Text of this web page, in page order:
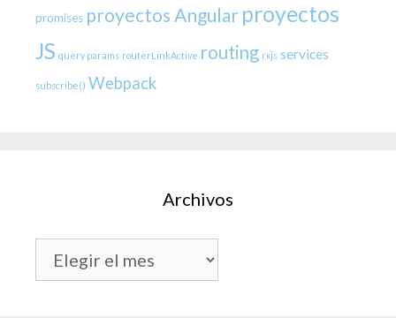
promises proyectos Angular proyectos
JS query params routerLinkActive routing rxjs services
subscribe() Webpack
Archivos